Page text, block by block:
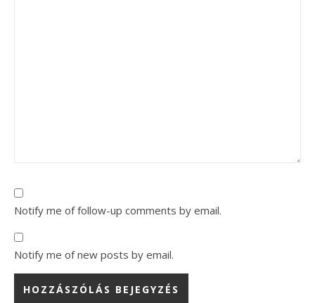
Notify me of follow-up comments by email.
Notify me of new posts by email.